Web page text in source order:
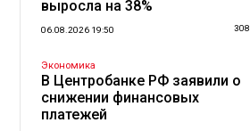
выросла на 38%
06.08.2026 19:50 308
Экономика
В Центробанке РФ заявили о
снижении финансовых
платежей